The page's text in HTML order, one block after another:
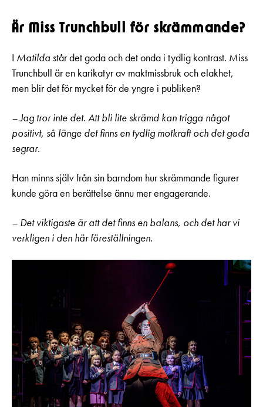
Är Miss Trunchbull för skrämmande?
I Matildastår det goda och det onda i tydlig kontrast. Miss
Trunchbull är en karikatyr av maktmissbruk och elakhet,
men blir det för mycket för de yngre i publiken?
– Jag tror inte det. Att bli lite skrämd kan trigga något
positivt, så länge det finns en tydlig motkraft och det goda
segrar.
Han minns själv från sin barndom hur skrämmande figurer
kunde göra en berättelse ännu mer engagerande.
– Det viktigaste är att det finns en balans, och det har vi
verkligen i den här föreställningen.